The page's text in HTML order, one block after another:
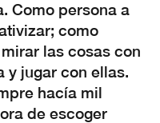
Como persona a
como
las cosas con
y jugar con ellas.
hacía mil
de escoger